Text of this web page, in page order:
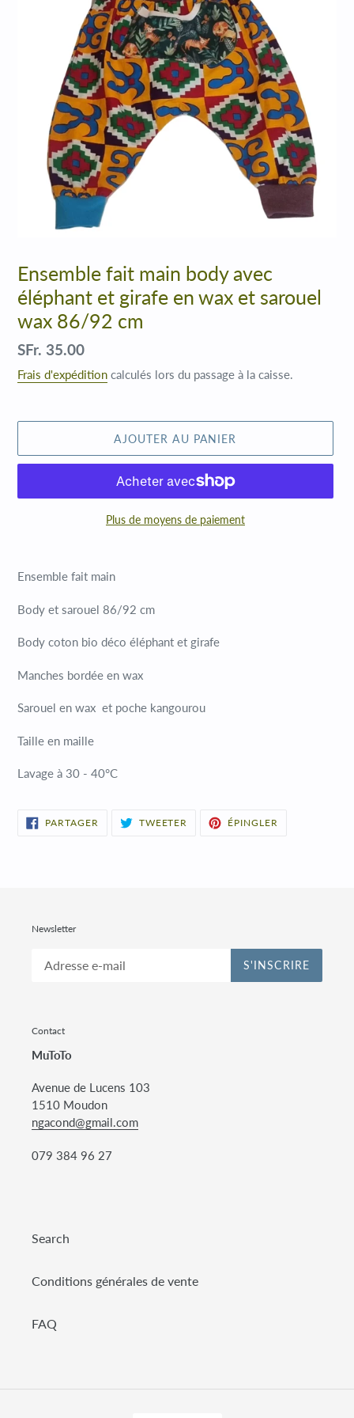
Ensemble fait main body avec
éléphant et girafe en wax et sarouel
wax 86/92 cm
Prix
normal
SFr. 35.00
Frais d'expédition calculés lors du passage à la caisse.
AJOUTER AU PANIER
Plus de moyens de paiement
d'un
à
panier
Ensemble fait main
Body et sarouel 86/92 cm
Body coton bio déco éléphant et girafe
Manches bordée en wax
Sarouel en wax et poche kangourou
Taille en maille
Lavage à 30 - 40°C
PARTAGER PARTAGER
SUR
TWEETER TWEETERÉPINGLER
Newsletter
S'INSCRIRE
Contact
MuToTo
Avenue de Lucens 103
1510 Moudon
ngacond@gmail.com
079 384 96 27
Search
Conditions générales de vente
FAQ